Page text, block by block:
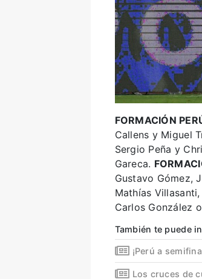
FORMACIÓN
Callens y Miguel
Sergio Peña y
Gareca.
Gustavo Gómez,
Mathías
Carlos González
También te puede
¡Perú a
Los cruces de